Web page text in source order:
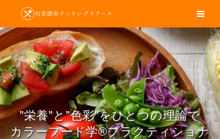
”栄養”と”色彩”をひとつの理論で
カラーフード学®プラクティショナ